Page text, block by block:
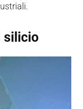
silicio